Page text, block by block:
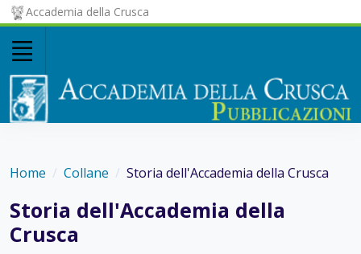
Accademia della Crusca
Home Collane Storia dell'Accademia della Crusca
Storia dell'Accademia della
Crusca